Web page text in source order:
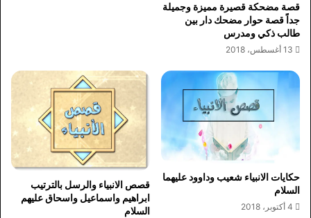
قصة مضحكة قصيرة مميزة وجميلة
جداً قصة حوار مضحك دار بين
طالب ذكي ومدرس
13 أغسطس، 2018
حكايات الانبياء شعيب وداوود عليهما
السلام
4 أكتوبر، 2018
قصص الانبياء والرسل بالترتيب
ابراهيم واسماعيل واسحاق عليهم
السلام